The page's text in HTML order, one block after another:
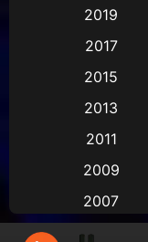
Based on a
2019
2017
2015
2013
2011
2009
2007
2005